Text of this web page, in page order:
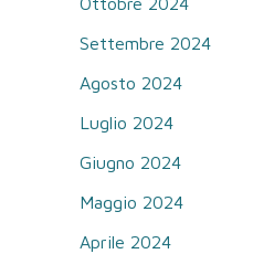
Settembre 2024
Agosto 2024
Luglio 2024
Giugno 2024
Maggio 2024
Aprile 2024